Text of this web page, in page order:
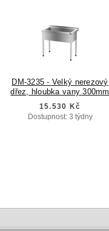
DM-3235 - Velký nerezový
dřez, hloubka vany 300mm
15.530 Kč
Dostupnost: 3 týdny